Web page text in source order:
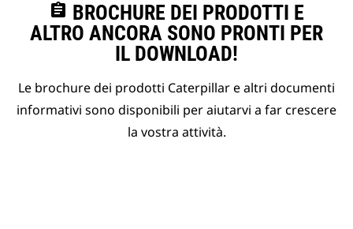
assignment BROCHURE DEI PRODOTTI E
ALTRO ANCORA SONO PRONTI PER
IL DOWNLOAD!
Le brochure dei prodotti Caterpillar e altri documenti
informativi sono disponibili per aiutarvi a far crescere
la vostra attività.